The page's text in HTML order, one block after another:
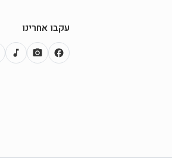
עקבו אחרינו
facebook
photo_camera
music_note